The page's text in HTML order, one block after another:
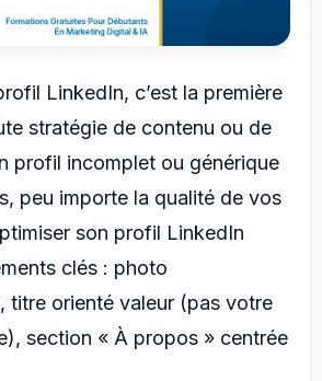
LinkedIn, c’est la première
stratégie de contenu ou de
profil incomplet ou générique
peu importe la qualité de vos
son profil LinkedIn
clés : photo
titre orienté valeur (pas votre
section « À propos » centrée